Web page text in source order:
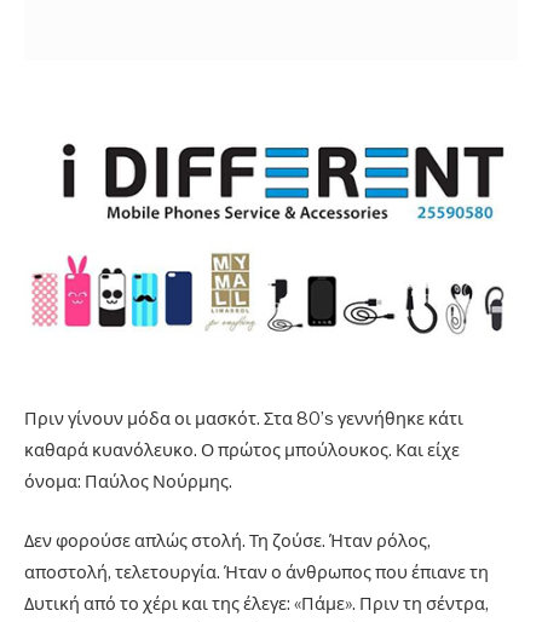
Πριν γίνουν μόδα οι μασκότ. Στα 80’s γεννήθηκε κάτι
καθαρά κυανόλευκο. Ο πρώτος μπούλουκος. Και είχε
όνομα: Παύλος Νούρμης.
Δεν φορούσε απλώς στολή. Τη ζούσε. Ήταν ρόλος,
αποστολή, τελετουργία. Ήταν ο άνθρωπος που έπιανε τη
Δυτική από το χέρι και της έλεγε: «Πάμε». Πριν τη σέντρα,